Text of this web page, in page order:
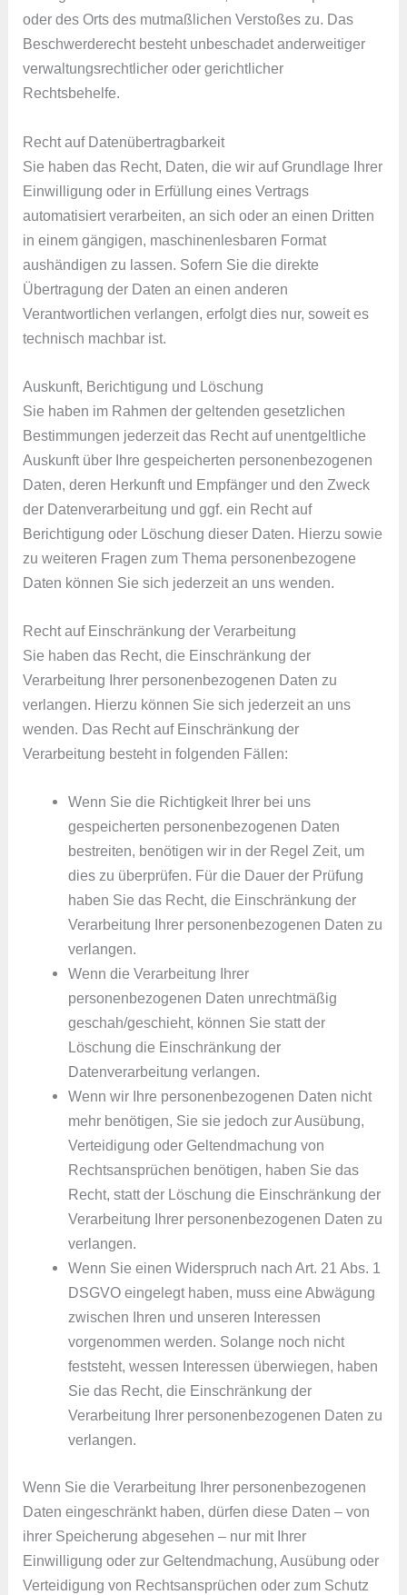
oder des Orts des mutmaßlichen Verstoßes zu. Das
Beschwerderecht besteht unbeschadet anderweitiger
verwaltungsrechtlicher oder gerichtlicher
Rechtsbehelfe.
Recht auf Daten­übertrag­barkeit
Sie haben das Recht, Daten, die wir auf Grundlage Ihrer
Einwilligung oder in Erfüllung eines Vertrags
automatisiert verarbeiten, an sich oder an einen Dritten
in einem gängigen, maschinenlesbaren Format
aushändigen zu lassen. Sofern Sie die direkte
Übertragung der Daten an einen anderen
Verantwortlichen verlangen, erfolgt dies nur, soweit es
technisch machbar ist.
Auskunft, Berichtigung und Löschung
Sie haben im Rahmen der geltenden gesetzlichen
Bestimmungen jederzeit das Recht auf unentgeltliche
Auskunft über Ihre gespeicherten personenbezogenen
Daten, deren Herkunft und Empfänger und den Zweck
der Datenverarbeitung und ggf. ein Recht auf
Berichtigung oder Löschung dieser Daten. Hierzu sowie
zu weiteren Fragen zum Thema personenbezogene
Daten können Sie sich jederzeit an uns wenden.
Recht auf Einschränkung der Verarbeitung
Sie haben das Recht, die Einschränkung der
Verarbeitung Ihrer personenbezogenen Daten zu
verlangen. Hierzu können Sie sich jederzeit an uns
wenden. Das Recht auf Einschränkung der
Verarbeitung besteht in folgenden Fällen:
Wenn Sie die Richtigkeit Ihrer bei uns
gespeicherten personenbezogenen Daten
bestreiten, benötigen wir in der Regel Zeit, um
dies zu überprüfen. Für die Dauer der Prüfung
haben Sie das Recht, die Einschränkung der
Verarbeitung Ihrer personenbezogenen Daten zu
verlangen.
Wenn die Verarbeitung Ihrer
personenbezogenen Daten unrechtmäßig
geschah/geschieht, können Sie statt der
Löschung die Einschränkung der
Datenverarbeitung verlangen.
Wenn wir Ihre personenbezogenen Daten nicht
mehr benötigen, Sie sie jedoch zur Ausübung,
Verteidigung oder Geltendmachung von
Rechtsansprüchen benötigen, haben Sie das
Recht, statt der Löschung die Einschränkung der
Verarbeitung Ihrer personenbezogenen Daten zu
verlangen.
Wenn Sie einen Widerspruch nach Art. 21 Abs. 1
DSGVO eingelegt haben, muss eine Abwägung
zwischen Ihren und unseren Interessen
vorgenommen werden. Solange noch nicht
feststeht, wessen Interessen überwiegen, haben
Sie das Recht, die Einschränkung der
Verarbeitung Ihrer personenbezogenen Daten zu
verlangen.
Wenn Sie die Verarbeitung Ihrer personenbezogenen
Daten eingeschränkt haben, dürfen diese Daten – von
ihrer Speicherung abgesehen – nur mit Ihrer
Einwilligung oder zur Geltendmachung, Ausübung oder
Verteidigung von Rechtsansprüchen oder zum Schutz